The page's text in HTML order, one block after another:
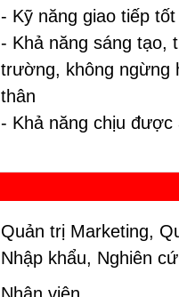
- Kỹ năng giao tiếp tốt
- Khả năng sáng tạo,
trường, không ngừng
thân
- Khả năng chịu
Quản trị Marketing,
Nhập khẩu, Nghiên